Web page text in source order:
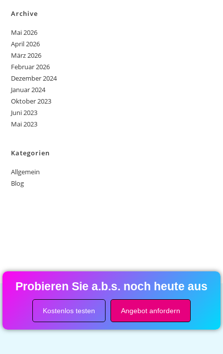
Archive
Mai 2026
April 2026
März 2026
Februar 2026
Dezember 2024
Januar 2024
Oktober 2023
Juni 2023
Mai 2023
Kategorien
Allgemein
Blog
Probieren Sie a.b.s. noch heute aus
Kostenlos testen Angebot anfordern